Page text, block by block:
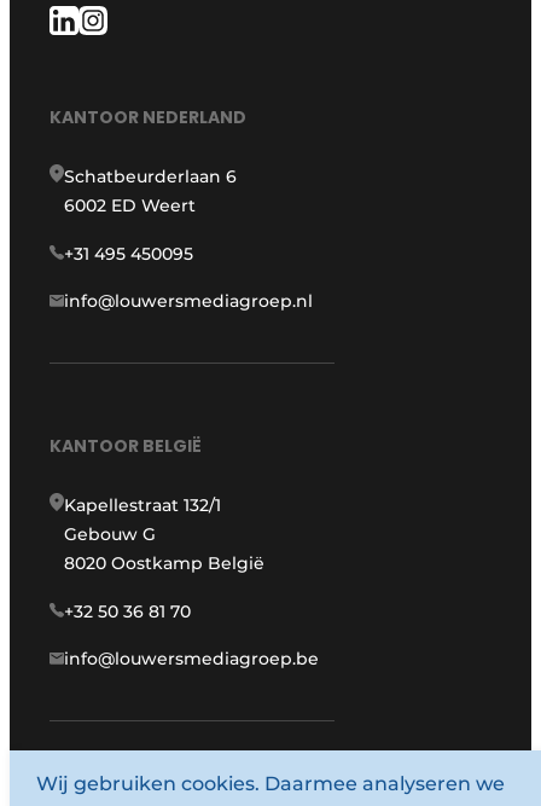
KANTOOR NEDERLAND
Schatbeurderlaan 6
6002 ED Weert
+31 495 450095
info@louwersmediagroep.nl
KANTOOR BELGIË
Kapellestraat 132/1
Gebouw G
8020 Oostkamp België
+32 50 36 81 70
info@louwersmediagroep.be
www.louwersmediagroep.com
Wij gebruiken cookies. Daarmee analyseren we